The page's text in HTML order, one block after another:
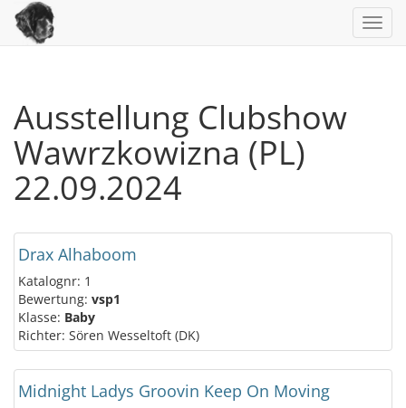
Ausstellung Clubshow
Wawrzkowizna (PL)
22.09.2024
Drax Alhaboom
Katalognr: 1
Bewertung: vsp1
Klasse: Baby
Richter: Sören Wesseltoft (DK)
Midnight Ladys Groovin Keep On Moving